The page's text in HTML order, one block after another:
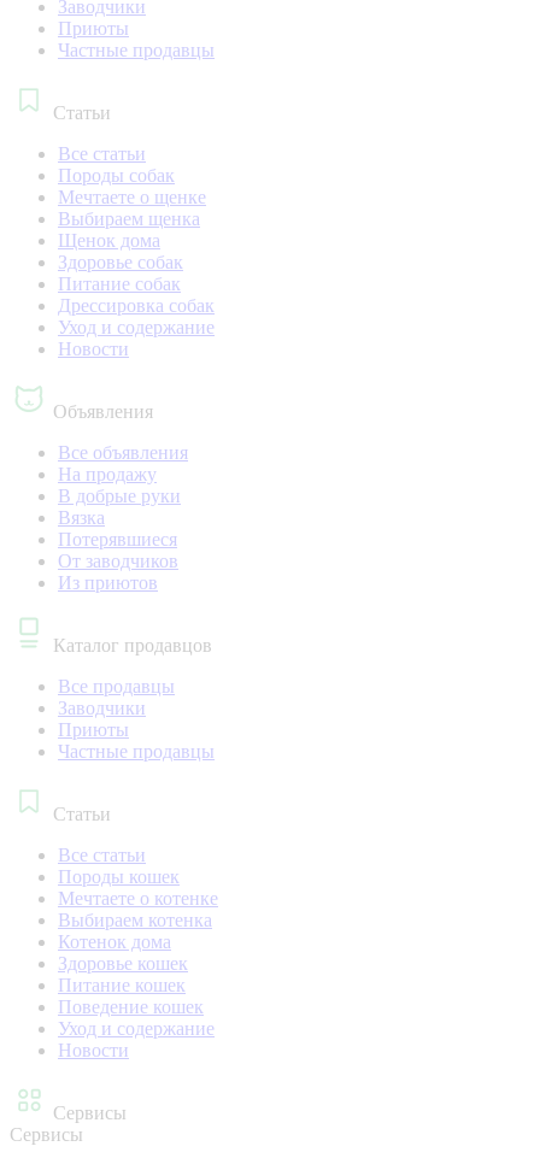
Заводчики
Приюты
Частные продавцы
Статьи
Все статьи
Породы собак
Мечтаете о щенке
Выбираем щенка
Щенок дома
Здоровье собак
Питание собак
Дрессировка собак
Уход и содержание
Новости
Объявления
Все объявления
На продажу
В добрые руки
Вязка
Потерявшиеся
От заводчиков
Из приютов
Каталог продавцов
Все продавцы
Заводчики
Приюты
Частные продавцы
Статьи
Все статьи
Породы кошек
Мечтаете о котенке
Выбираем котенка
Котенок дома
Здоровье кошек
Питание кошек
Поведение кошек
Уход и содержание
Новости
Сервисы
Сервисы